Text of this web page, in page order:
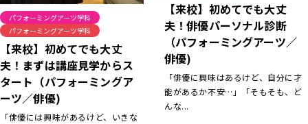
パフォーミングアーツ学科
パフォーミングアーツ学科
【来校】初めてでも大丈
夫！まずは講座見学からス
タート（パフォーミングア
ーツ／俳優)
「俳優には興味があるけど、いきな
【来校】初めてでも大丈
夫！俳優パーソナル診断
（パフォーミングアーツ／
俳優)
「俳優に興味はあるけど、自分に才
能があるか不安…」「そもそも、ど
んな...